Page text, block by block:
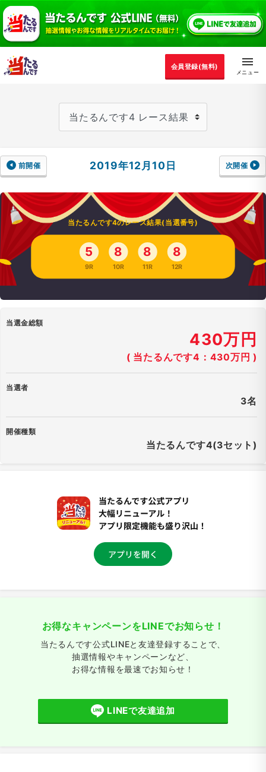
会員登録(無料)
前開催 2019年12月10日 次開催
当たるんです4のレース結果(当選番号)
5
9R
8
10R
8
11R
8
12R
当選金総額
430万円
( 当たるんです4：430万円 )
当選者
3名
開催種類
当たるんです4(3セット)
お得なキャンペーンをLINEでお知らせ！
当たるんです公式LINEと友達登録することで、
抽選情報やキャンペーンなど、
お得な情報を最速でお知らせ！
LINEで友達追加